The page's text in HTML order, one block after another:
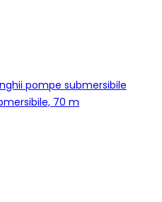
pompe submersibile
70 m